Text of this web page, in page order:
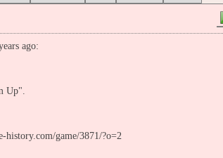
ago:
Up".
history.com/game/3871/?o=2